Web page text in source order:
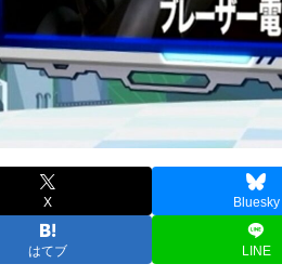
X Bluesky
はてブ LINE